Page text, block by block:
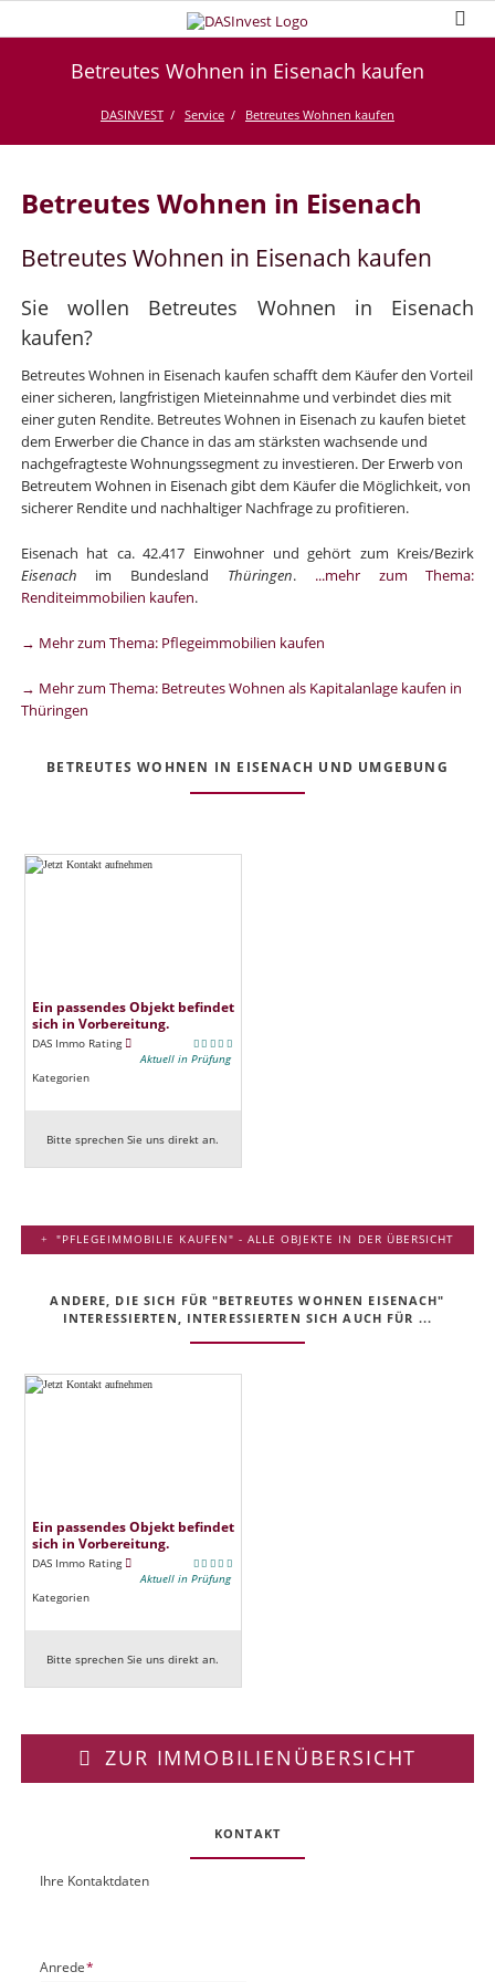
Betreutes Wohnen in Eisenach kaufen
DASINVEST Service Betreutes Wohnen kaufen
Betreutes Wohnen in Eisenach
Betreutes Wohnen in Eisenach kaufen
Sie wollen Betreutes Wohnen in Eisenach
kaufen?
Betreutes Wohnen in Eisenach kaufen schafft dem Käufer den Vorteil
einer sicheren, langfristigen Mieteinnahme und verbindet dies mit
einer guten Rendite. Betreutes Wohnen in Eisenach zu kaufen bietet
dem Erwerber die Chance in das am stärksten wachsende und
nachgefragteste Wohnungssegment zu investieren. Der Erwerb von
Betreutem Wohnen in Eisenach gibt dem Käufer die Möglichkeit, von
sicherer Rendite und nachhaltiger Nachfrage zu profitieren.
Eisenach hat ca. 42.417 Einwohner und gehört zum Kreis/Bezirk
Eisenach im Bundesland Thüringen. ...mehr zum Thema:
Renditeimmobilien kaufen.
→ Mehr zum Thema: Pflegeimmobilien kaufen
→ Mehr zum Thema: Betreutes Wohnen als Kapitalanlage kaufen in
Thüringen
BETREUTES WOHNEN IN EISENACH UND UMGEBUNG
Ein passendes Objekt befindet
sich in Vorbereitung.
DAS Immo Rating
Aktuell in Prüfung
Kategorien
Bitte sprechen Sie uns direkt an.
"PFLEGEIMMOBILIE KAUFEN" - ALLE OBJEKTE IN DER ÜBERSICHT
ANDERE, DIE SICH FÜR "BETREUTES WOHNEN EISENACH"
INTERESSIERTEN, INTERESSIERTEN SICH AUCH FÜR ...
Ein passendes Objekt befindet
sich in Vorbereitung.
DAS Immo Rating
Aktuell in Prüfung
Kategorien
Bitte sprechen Sie uns direkt an.
ZUR IMMOBILIENÜBERSICHT
KONTAKT
O
k
UIhre Kontaktdaten
P
Anrede*